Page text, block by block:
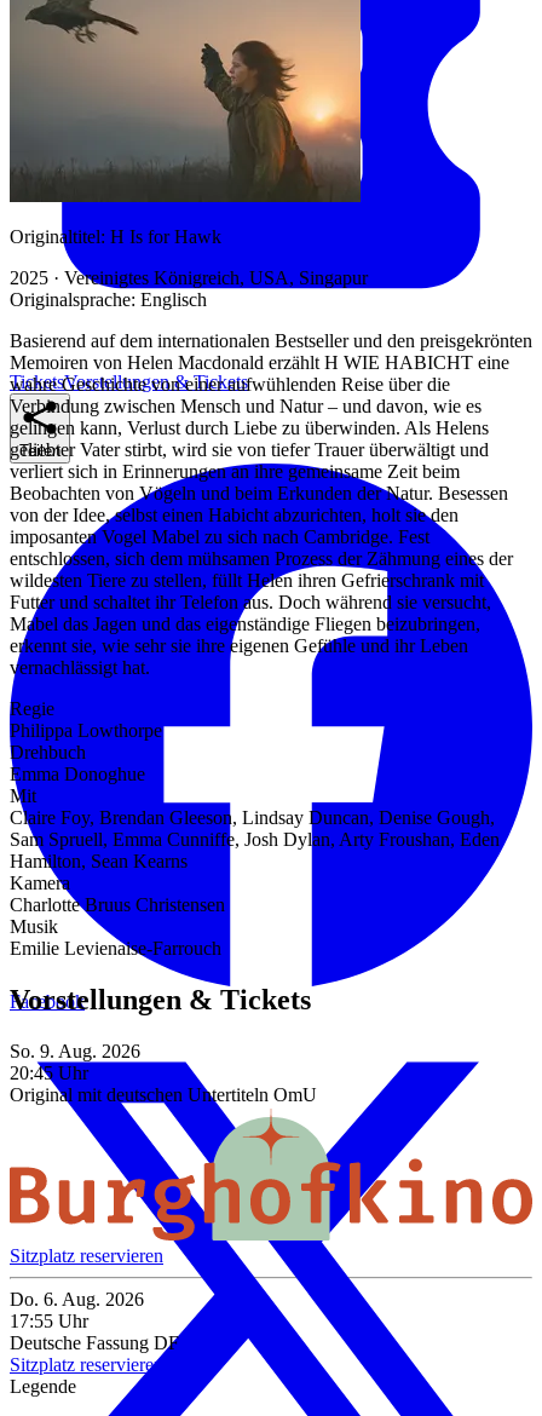
TicketsVorstellungen & Tickets
Teilen
Facebook
Originaltitel: H Is for Hawk
2025 · Vereinigtes Königreich, USA, Singapur
Originalsprache: Englisch
Basierend auf dem internationalen Bestseller und den preisgekrönten
Memoiren von Helen Macdonald erzählt H WIE HABICHT eine
wahre Geschichte von einer aufwühlenden Reise über die
Verbindung zwischen Mensch und Natur – und davon, wie es
gelingen kann, Verlust durch Liebe zu überwinden. Als Helens
geliebter Vater stirbt, wird sie von tiefer Trauer überwältigt und
verliert sich in Erinnerungen an ihre gemeinsame Zeit beim
Beobachten von Vögeln und beim Erkunden der Natur. Besessen
von der Idee, selbst einen Habicht abzurichten, holt sie den
imposanten Vogel Mabel zu sich nach Cambridge. Fest
entschlossen, sich dem mühsamen Prozess der Zähmung eines der
wildesten Tiere zu stellen, füllt Helen ihren Gefrierschrank mit
Futter und schaltet ihr Telefon aus. Doch während sie versucht,
Mabel das Jagen und das eigenständige Fliegen beizubringen,
erkennt sie, wie sehr sie ihre eigenen Gefühle und ihr Leben
vernachlässigt hat.
Regie
Philippa Lowthorpe
Drehbuch
Emma Donoghue
Mit
Claire Foy, Brendan Gleeson, Lindsay Duncan, Denise Gough,
Sam Spruell, Emma Cunniffe, Josh Dylan, Arty Froushan, Eden
Hamilton, Sean Kearns
Kamera
Charlotte Bruus Christensen
Musik
Emilie Levienaise-Farrouch
Vorstellungen & Tickets
So. 9. Aug. 2026
20:45 Uhr
Original mit deutschen Untertiteln OmU
Sitzplatz reservieren
Do. 6. Aug. 2026
17:55 Uhr
Deutsche Fassung DF
Sitzplatz reservieren
Legende